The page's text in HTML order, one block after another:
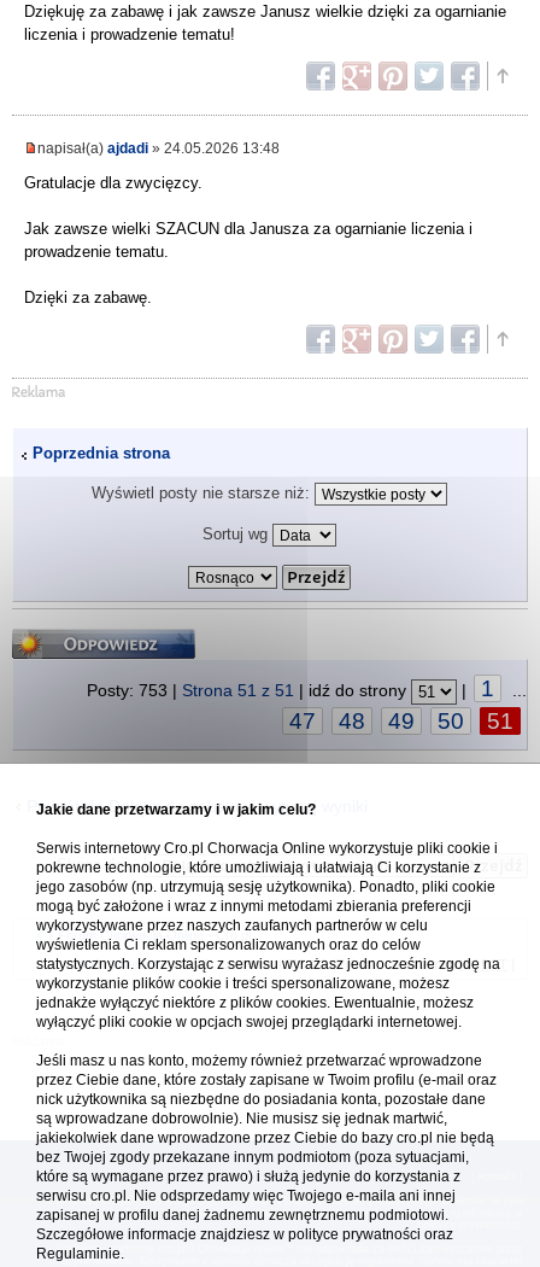
Dziękuję za zabawę i jak zawsze Janusz wielkie dzięki za ogarnianie
liczenia i prowadzenie tematu!
napisał(a) ajdadi » 24.05.2026 13:48
Gratulacje dla zwycięzcy.
Jak zawsze wielki SZACUN dla Janusza za ogarnianie liczenia i
prowadzenie tematu.
Dzięki za zabawę.
Poprzednia strona
Wyświetl posty nie starsze niż:
Sortuj wg
Odpowiedz
Posty: 753 | Strona 51 z 51 | idź do strony | 1 ...
47 48 49 50 51
Powrót do Dołącz do zabawy i wytypuj wyniki
Skocz do:
Forum Chorwacja Online - Cro.pl
Usuń ciasteczka• Strefa czasowa: UTC + 1 (Polska - czas zimowy) [ DST
[reklama ] [
Platforma cro.pl© Chorwacja online™ wykorzystuje cookies do prawidłowego działania, te pliki
gromadzą na Twoim komputerze dane ułatwiające korzystanie z serwisu; więcej informacji w
Redakcja platformy cro.pl© Chorwacja online™ nie odpowiada za treści zamieszczone przez
użytkowników. Korzystanie z serwisu oznacza akceptację regulaminu. Serwis ma charakter
Jakie dane przetwarzamy i w jakim celu?
Serwis internetowy Cro.pl Chorwacja Online wykorzystuje pliki cookie i
pokrewne technologie, które umożliwiają i ułatwiają Ci korzystanie z
jego zasobów (np. utrzymują sesję użytkownika). Ponadto, pliki cookie
mogą być założone i wraz z innymi metodami zbierania preferencji
wykorzystywane przez naszych zaufanych partnerów w celu
wyświetlenia Ci reklam spersonalizowanych oraz do celów
statystycznych. Korzystając z serwisu wyrażasz jednocześnie zgodę na
wykorzystanie plików cookie i treści spersonalizowane, możesz
jednakże wyłączyć niektóre z plików cookies. Ewentualnie, możesz
wyłączyć pliki cookie w opcjach swojej przeglądarki internetowej.
Jeśli masz u nas konto, możemy również przetwarzać wprowadzone
przez Ciebie dane, które zostały zapisane w Twoim profilu (e-mail oraz
nick użytkownika są niezbędne do posiadania konta, pozostałe dane
są wprowadzane dobrowolnie). Nie musisz się jednak martwić,
jakiekolwiek dane wprowadzone przez Ciebie do bazy cro.pl nie będą
bez Twojej zgody przekazane innym podmiotom (poza sytuacjami,
które są wymagane przez prawo) i służą jedynie do korzystania z
serwisu cro.pl. Nie odsprzedamy więc Twojego e-maila ani innej
zapisanej w profilu danej żadnemu zewnętrznemu podmiotowi.
Szczegółowe informacje znajdziesz w polityce prywatności oraz
Regulaminie.